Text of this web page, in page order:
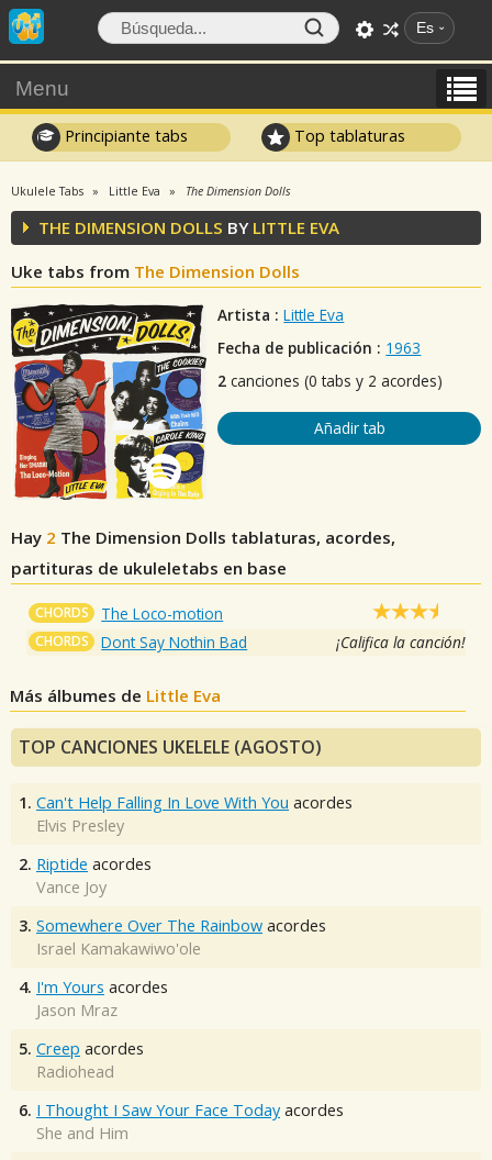
Es
Menu
Principiante tabs Top tablaturas
Ukulele Tabs Little Eva The Dimension Dolls
THE DIMENSION DOLLS BY LITTLE EVA
Uke tabs from The Dimension Dolls
Artista : Little Eva
Fecha de publicación : 1963
2 canciones (0 tabs y 2 acordes)
Añadir tab
Hay 2 The Dimension Dolls tablaturas, acordes,
partituras de ukuleletabs en base
CHORDS The Loco-motion
CHORDS Dont Say Nothin Bad ¡Califica la canción!
Más álbumes de Little Eva
TOP CANCIONES UKELELE (AGOSTO)
1. Can't Help Falling In Love With You acordes
Elvis Presley
2. Riptide acordes
Vance Joy
3. Somewhere Over The Rainbow acordes
Israel Kamakawiwo'ole
4. I'm Yours acordes
Jason Mraz
5. Creep acordes
Radiohead
6. I Thought I Saw Your Face Today acordes
She and Him